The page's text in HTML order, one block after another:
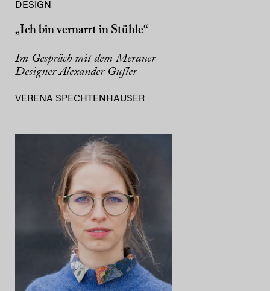
DESIGN
„Ich bin vernarrt in Stühle“
Im Gespräch mit dem Meraner
Designer Alexander Gufler
VERENA SPECHTENHAUSER